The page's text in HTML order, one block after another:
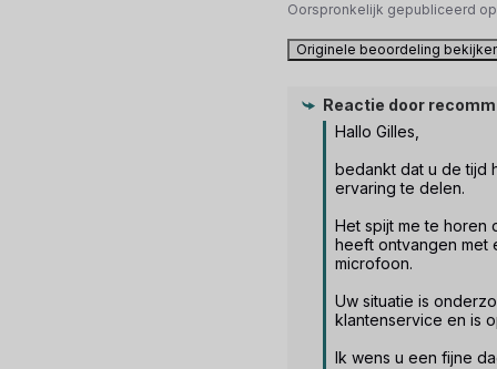
Oorspronkelijk gepubliceerd
Originele beoordeling
Reactie door
Hallo Gilles,
bedankt dat u de tijd
ervaring te delen.
Het spijt me te horen
heeft ontvangen met
microfoon.
Uw situatie is
klantenservice en is
Ik wens u een fijne